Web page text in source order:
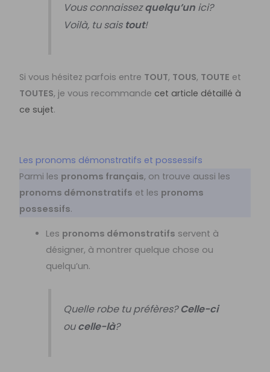
Vous connaissezquelqu’unici?
Voilà, tu sais tout!
Si vous hésitez parfois entre TOUT, TOUS, TOUTE et
TOUTES, je vous recommande cet article détaillé à
ce sujet.
Les pronoms démonstratifs et possessifs
Parmi les pronoms français, on trouve aussi les
pronoms démonstratifs et les pronoms
possessifs.
Les pronoms démonstratifs servent à
désigner, à montrer quelque chose ou
quelqu’un.
Quelle robe tu préfères?Celle-ci
oucelle-là?